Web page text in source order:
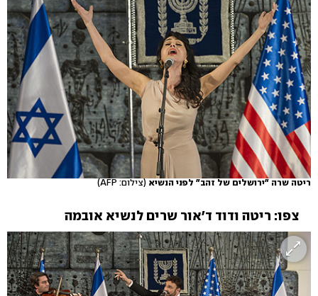
ריטה שרה "ירושלים של זהב" לפני הנשיא (צילום: AFP)
צפו: ריטה ודוד ד'אור שרים לנשיא אובמה